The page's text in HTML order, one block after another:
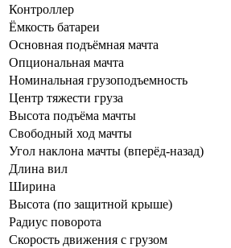
Контроллер
Ёмкость батареи
Основная подъёмная мачта
Опциональная мачта
Номинальная грузоподъемность
Центр тяжести груза
Высота подъёма мачты
Свободный ход мачты
Угол наклона мачты (вперёд-назад)
Длина вил
Ширина
Высота (по защитной крыше)
Радиус поворота
Скорость движения с грузом